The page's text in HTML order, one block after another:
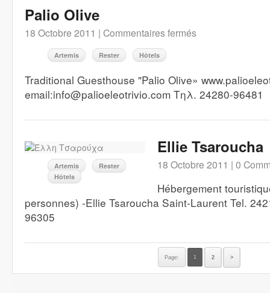
Palio Olive
18 Octobre 2011 | Commentaires fermés
Artemis Rester Hôtels
Traditional Guesthouse "Palio Olive»
email:info@palioeleotrivio.com Τηλ. 24280-96481
Artemis
Rester
Hôtels
Ellie Tsaroucha
18 Octobre 2011 | 0
Hébergement
personnes) -Ellie Tsaroucha Saint-Laurent Tel.
96305
Page: 1 2 >